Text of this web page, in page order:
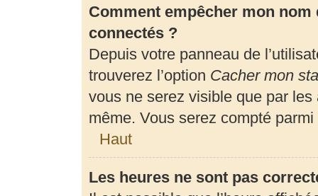
Comment empêcher mon
connectés ?
Depuis votre panneau de
trouverez l’option Cacher mon
vous ne serez visible que par
même. Vous serez compté
Haut
Les heures ne sont pas